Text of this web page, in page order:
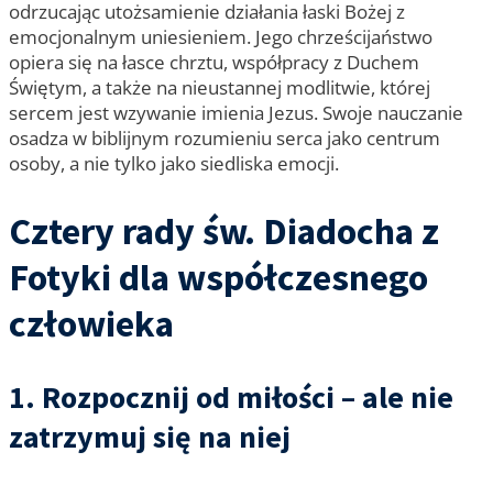
odrzucając utożsamienie działania łaski Bożej z
emocjonalnym uniesieniem. Jego chrześcijaństwo
opiera się na łasce chrztu, współpracy z Duchem
Świętym, a także na nieustannej modlitwie, której
sercem jest wzywanie imienia Jezus. Swoje nauczanie
osadza w biblijnym rozumieniu serca jako centrum
osoby, a nie tylko jako siedliska emocji.
Cztery rady św. Diadocha z
Fotyki dla współczesnego
człowieka
1. Rozpocznij od miłości – ale nie
zatrzymuj się na niej